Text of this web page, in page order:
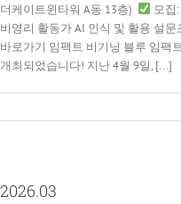
더케이트윈타워 A동 13층)
모집
비영리 활동가 AI 인식 및 활용 설
바로가기 임팩트 비기닝 블루 임팩
개최되었습니다! 지난 4월 9일, [...]
2026.03